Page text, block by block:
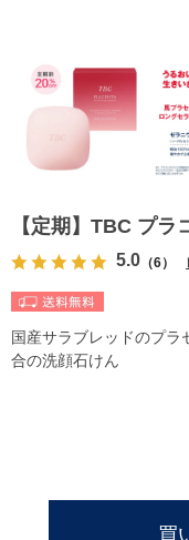
【定期】TBC プ
5.0 （6）
国産サラブレッドのプ
合の洗顔石けん